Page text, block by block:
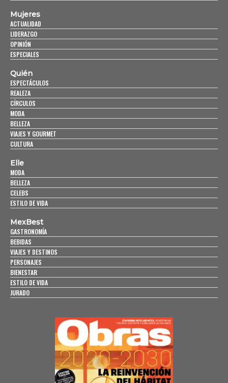
Mujeres
ACTUALIDAD
LIDERAZGO
OPINIÓN
ESPECIALES
Quién
ESPECTÁCULOS
REALEZA
CÍRCULOS
MODA
BELLEZA
VIAJES Y GOURMET
CULTURA
Elle
MODA
BELLEZA
CELEBS
ESTILO DE VIDA
MexBest
GASTRONOMÍA
BEBIDAS
VIAJES Y DESTINOS
PERSONAJES
BIENESTAR
ESTILO DE VIDA
JURADO